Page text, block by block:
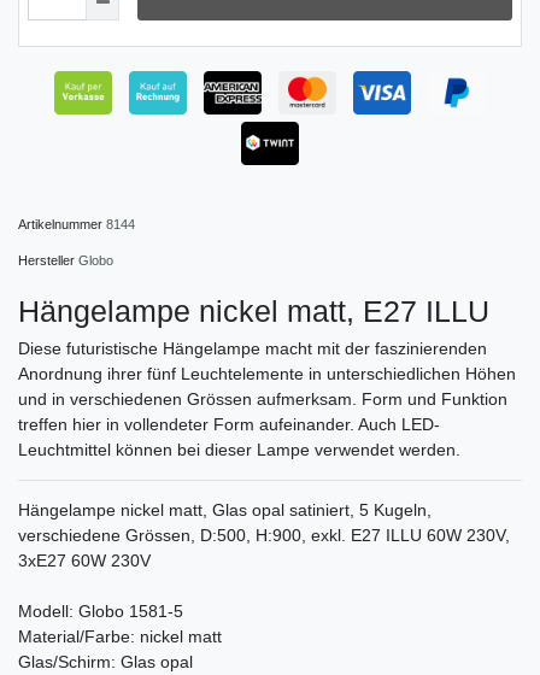
Artikelnummer 8144
Hersteller Globo
Hängelampe nickel matt, E27 ILLU
Diese futuristische Hängelampe macht mit der faszinierenden
Anordnung ihrer fünf Leuchtelemente in unterschiedlichen Höhen
und in verschiedenen Grössen aufmerksam. Form und Funktion
treffen hier in vollendeter Form aufeinander. Auch LED-
Leuchtmittel können bei dieser Lampe verwendet werden.
Hängelampe nickel matt, Glas opal satiniert, 5 Kugeln,
verschiedene Grössen, D:500, H:900, exkl. E27 ILLU 60W 230V,
3xE27 60W 230V
Modell: Globo 1581-5
Material/Farbe: nickel matt
Glas/Schirm: Glas opal